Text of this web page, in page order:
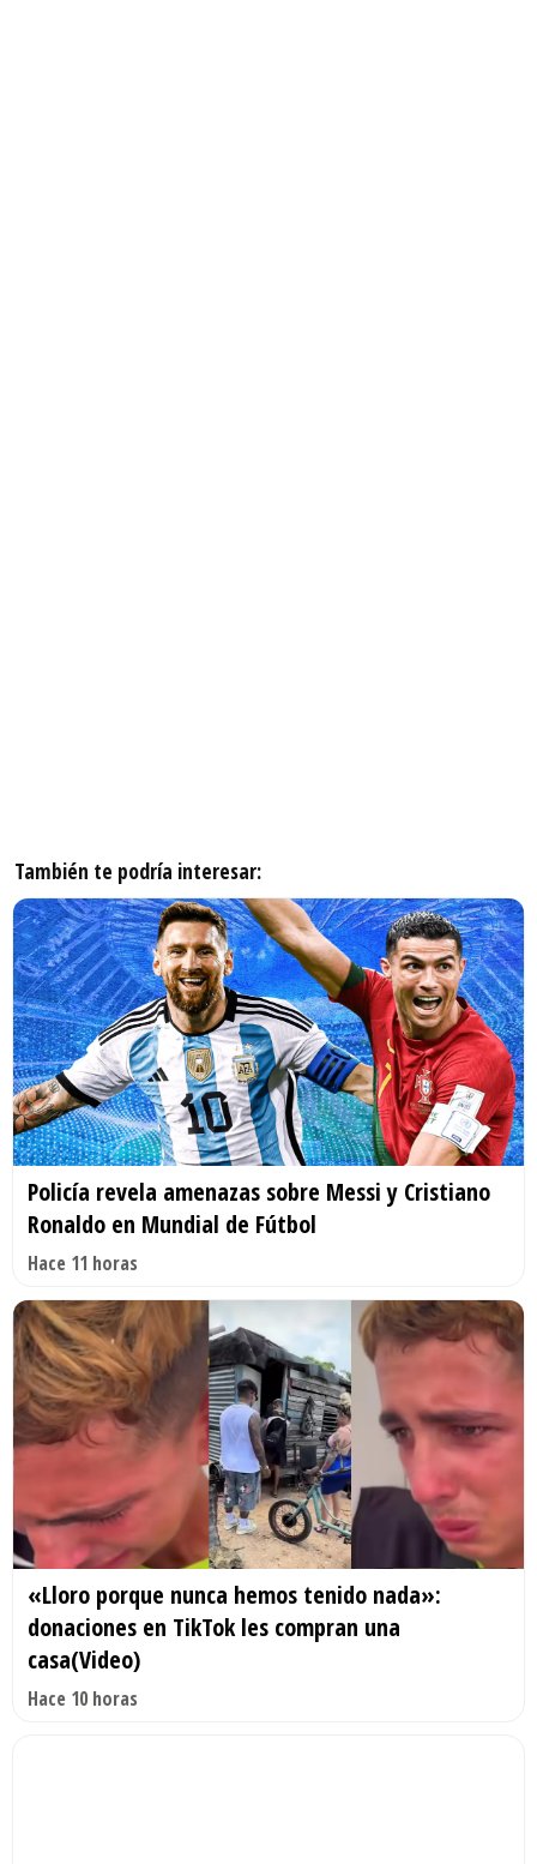
También te podría interesar:
Policía revela amenazas sobre Messi y Cristiano
Ronaldo en Mundial de Fútbol
Hace 11 horas
«Lloro porque nunca hemos tenido nada»:
donaciones en TikTok les compran una
casa(Video)
Hace 10 horas